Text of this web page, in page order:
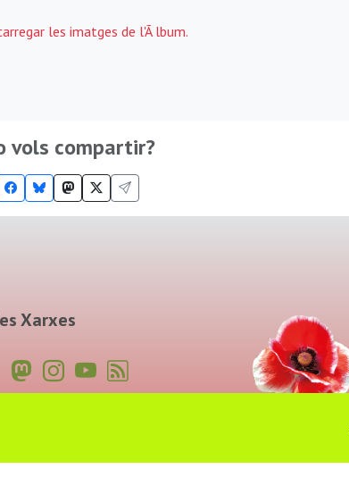
les imatges de l'Ã lbum.
vols compartir?
Xarxes